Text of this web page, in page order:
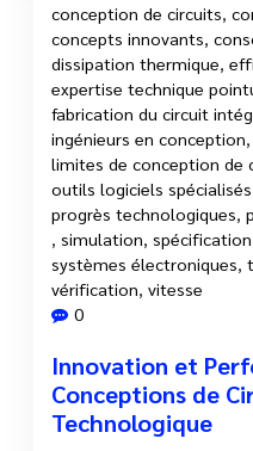
conception de circuits
concepts innovants
dissipation thermique
expertise technique
fabrication du circuit
ingénieurs en conception
limites de conception de
outils logiciels spécialisés
progrès technologiques
simulation
systèmes électroniques
vérification vitesse
0
Innovation et
Conceptions de
Technologique